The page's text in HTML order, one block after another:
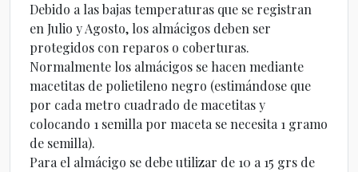
Debido a las bajas temperaturas que se registran
en Julio y Agosto, los almácigos deben ser
protegidos con reparos o coberturas.
Normalmente los almácigos se hacen mediante
macetitas de polietileno negro (estimándose que
por cada metro cuadrado de macetitas y
colocando 1 semilla por maceta se necesita 1 gramo
de semilla).
Para el almácigo se debe utilizar de 10 a 15 grs de